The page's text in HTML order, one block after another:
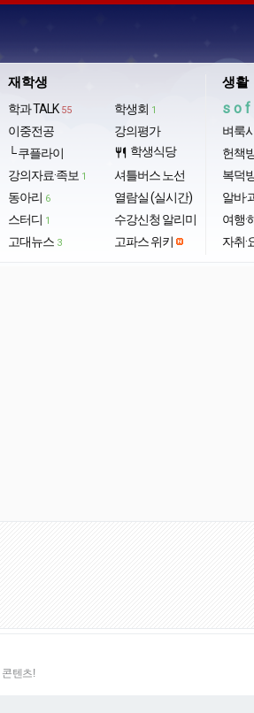
재학생
학과 TALK 55
이중전공
└ 쿠플라이
강의자료·족보 1
동아리 6
스터디 1
고대뉴스 3
학생회 1
강의평가
restaurant 학생식당
셔틀버스 노선
열람실 (실시간)
수강신청 알리미
고파스 위키
생활
벼룩
헌책
복덕
알바·
여행·
자취·
텐츠!